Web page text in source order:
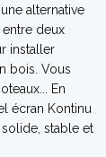
alternative
deux
installer
bois. Vous
En
écran Kontinu
stable et